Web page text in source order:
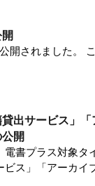
開されました。
貸出サービス」
開
電書プラス対象タ
ビス」「アーカイ